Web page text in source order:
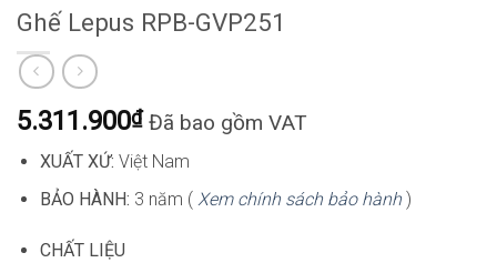
Ghế Lepus RPB-GVP251
5.311.900₫ Đã bao gồm VAT
XUẤT XỨ: Việt Nam
BẢO HÀNH: 3 năm ( Xem chính sách bảo hành)
CHẤT LIỆU